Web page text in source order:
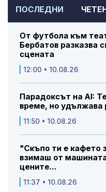
ПОСЛЕДНИ
От футбола към
Бербатов разказва
сцената
12:00 • 10.08.26
Парадоксът на AI:
време, но удължава
11:50 • 10.08.26
"Скъпо ти е кафето
взимаш от
цените...
11:37 • 10.08.26